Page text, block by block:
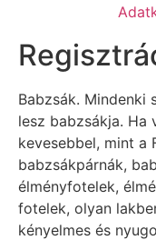
Babzsák. Mindenki
lesz babzsákja. Ha
kevesebbel, mint a
babzsákpárnák,
élményfotelek,
fotelek, olyan
kényelmes és